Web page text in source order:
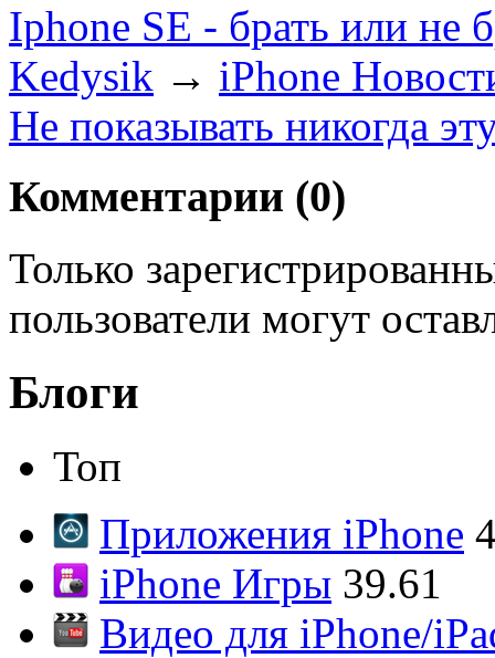
Iphone SE - брать или не
Kedysik → iPhone
Не показывать никогда
Комментарии (0)
Только
пользователи могут
Блоги
Топ
Приложения iPhone
iPhone Игры 39.61
Видео для iPhone/